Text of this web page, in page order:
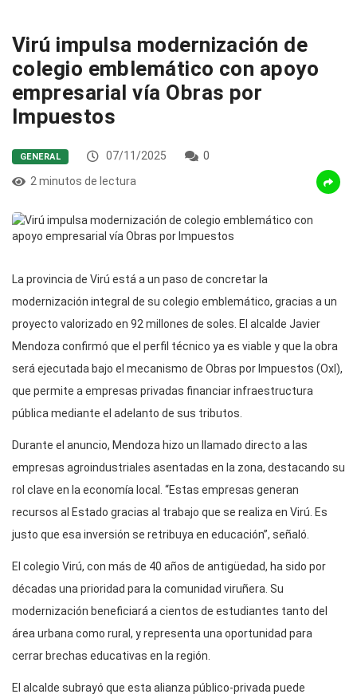
Virú impulsa modernización de
colegio emblemático con apoyo
empresarial vía Obras por
Impuestos
GENERAL 07/11/2025
0
2 minutos de lectura
La provincia de Virú está a un paso de concretar la
modernización integral de su colegio emblemático, gracias a un
proyecto valorizado en 92 millones de soles. El alcalde Javier
Mendoza confirmó que el perfil técnico ya es viable y que la obra
será ejecutada bajo el mecanismo de Obras por Impuestos (OxI),
que permite a empresas privadas financiar infraestructura
pública mediante el adelanto de sus tributos.
Durante el anuncio, Mendoza hizo un llamado directo a las
empresas agroindustriales asentadas en la zona, destacando su
rol clave en la economía local. “Estas empresas generan
recursos al Estado gracias al trabajo que se realiza en Virú. Es
justo que esa inversión se retribuya en educación”, señaló.
El colegio Virú, con más de 40 años de antigüedad, ha sido por
décadas una prioridad para la comunidad viruñera. Su
modernización beneficiará a cientos de estudiantes tanto del
área urbana como rural, y representa una oportunidad para
cerrar brechas educativas en la región.
El alcalde subrayó que esta alianza público-privada puede